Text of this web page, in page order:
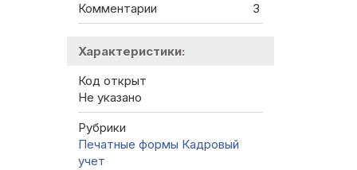
Комментарии 3
Характеристики:
Код открыт
Не указано
Рубрики
Печатные формы Кадровый
учет